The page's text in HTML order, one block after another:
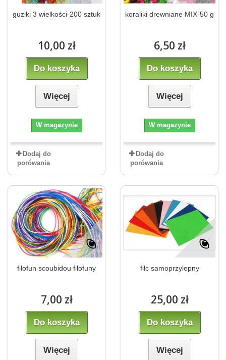
guziki 3 wielkości-200 sztuk
10,00 zł
Do koszyka
Więcej
W magazynie
Dodaj do
porówania
koraliki drewniane MIX-50 g
6,50 zł
Do koszyka
Więcej
W magazynie
Dodaj do
porówania
filofun scoubidou filofuny
7,00 zł
Do koszyka
Więcej
filc samoprzylepny
25,00 zł
Do koszyka
Więcej